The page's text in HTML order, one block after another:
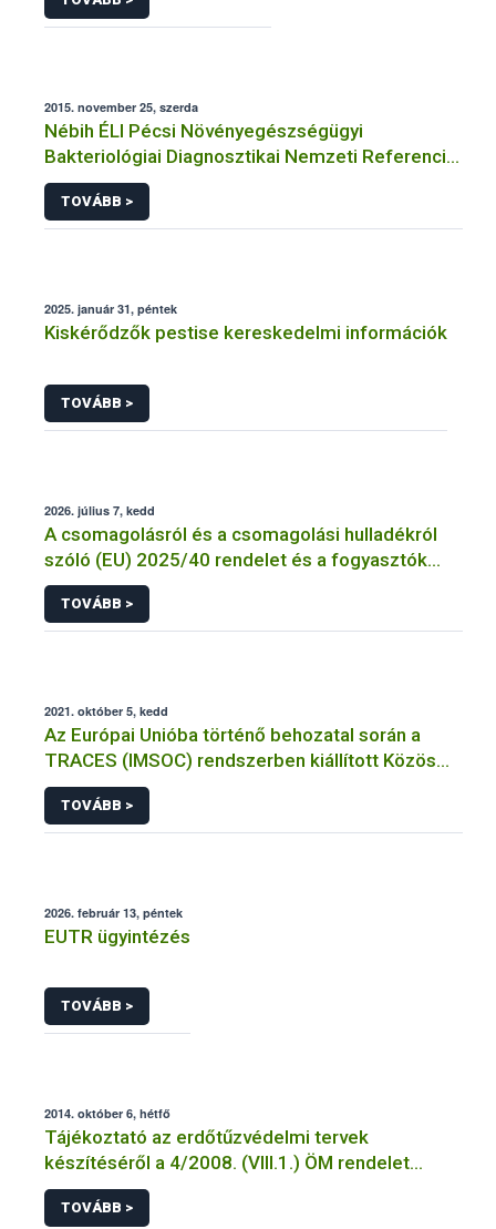
2015. november 25, szerda
Nébih ÉLI Pécsi Növényegészségügyi
Bakteriológiai Diagnosztikai Nemzeti Referencia
Laboratórium
TOVÁBB >
2025. január 31, péntek
Kiskérődzők pestise kereskedelmi információk
TOVÁBB >
2026. július 7, kedd
A csomagolásról és a csomagolási hulladékról
szóló (EU) 2025/40 rendelet és a fogyasztók
élelmiszerekkel kapcsolatos tájékoztatásáról
szóló 1169/2011/EU rendelet jelölési
kötelezettségeinek összehangolásáról szóló
TOVÁBB >
2021. október 5, kedd
Az Európai Unióba történő behozatal során a
TRACES (IMSOC) rendszerben kiállított Közös
Egészségügyi Beléptetési Okmány: KEBO-D
(angolul: CHEDD) használata
TOVÁBB >
2026. február 13, péntek
EUTR ügyintézés
TOVÁBB >
2014. október 6, hétfő
Tájékoztató az erdőtűzvédelmi tervek
készítéséről a 4/2008. (VIII.1.) ÖM rendelet
előírásai alapján
TOVÁBB >